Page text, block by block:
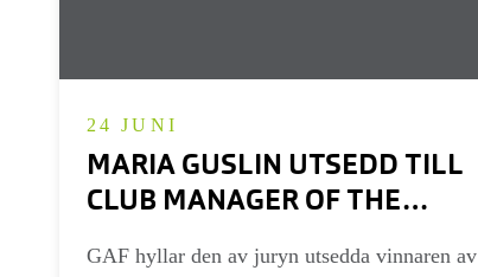
MARIA GUSLIN UTSEDD TILL
CLUB MANAGER OF THE
24 JUNI
GAF hyllar den av juryn utsedda vinnaren av